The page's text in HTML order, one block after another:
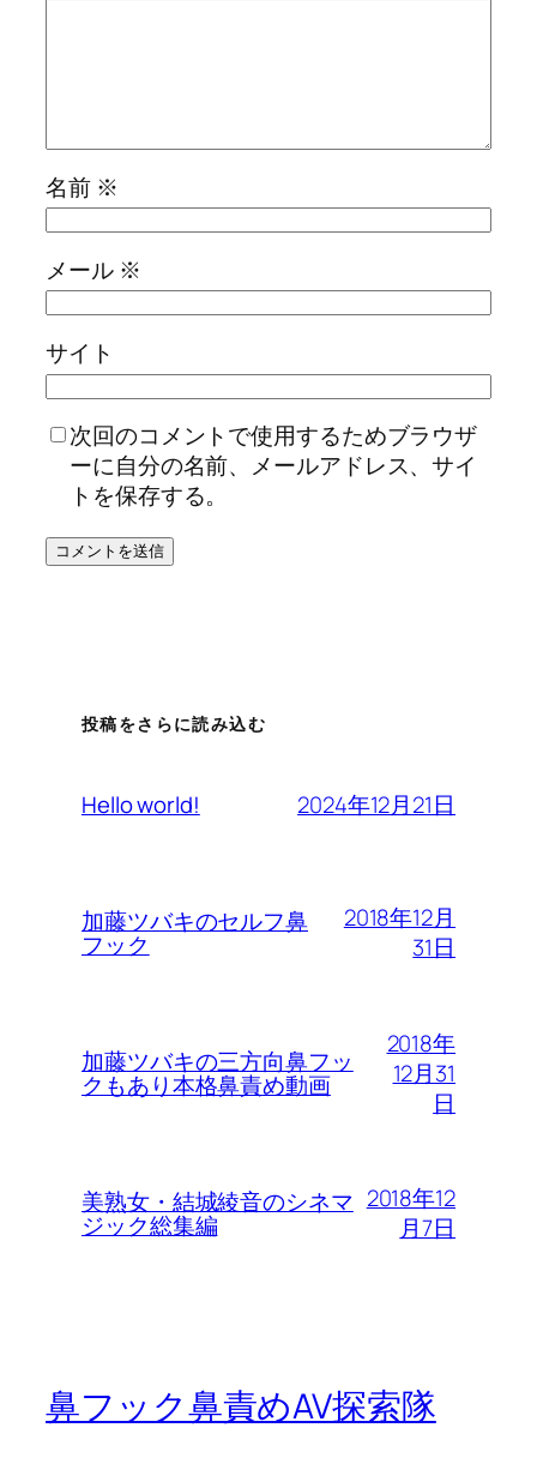
名前 ※
メール ※
サイト
次回のコメントで使用するためブラウザ
ーに自分の名前、メールアドレス、サイ
トを保存する。
投稿をさらに読み込む
Hello world! 2024年12月21日
加藤ツバキのセルフ鼻
フック
2018年12月
31日
加藤ツバキの三方向鼻フッ
クもあり本格鼻責め動画
2018年
12月31
日
美熟女・結城綾音のシネマ
ジック総集編
2018年12
月7日
鼻フック鼻責めAV探索隊